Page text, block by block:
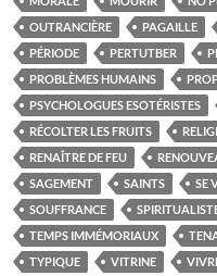
OUTRANCIÈRE
PAGAILLE
PÉRIODE
PERTUTBER
PROBLÈMES HUMAINS
PSYCHOLOGUES ESOTÉRISTES
RÉCOLTER LES FRUITS
RENAÎTRE DE FEU
SAGEMENT
SAINTS SE
SOUFFRANCE
TEMPS IMMÉMORIAUX
TYPIQUE
VITRINE